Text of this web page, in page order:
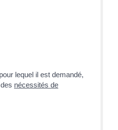
lequel il est demandé,
nécessités de